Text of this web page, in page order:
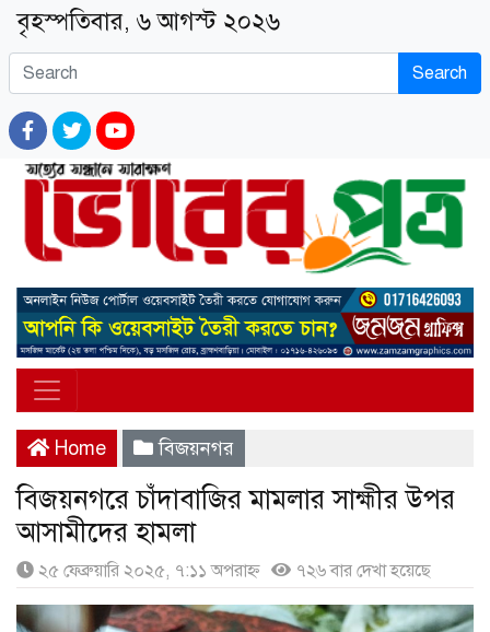
বৃহস্পতিবার, ৬ আগস্ট ২০২৬
Search
Home বিজয়নগর
বিজয়নগরে চাঁদাবাজির মামলার সাহ্মীর উপর
আসামীদের হামলা
২৫ ফেব্রুয়ারি ২০২৫, ৭:১১ অপরাহ্ণ ৭২৬ বার দেখা হয়েছে